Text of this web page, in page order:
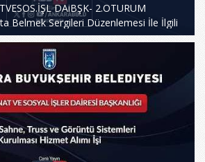
DAiBŞK- 2.OTURUM
Belmek Sergileri Düzenlemesi İle İlgili